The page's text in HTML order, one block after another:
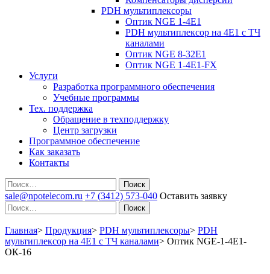
PDH мультиплексоры
Оптик NGE 1-4E1
PDH мультиплексор на 4Е1 с ТЧ
каналами
Оптик NGE 8-32E1
Оптик NGE 1-4E1-FX
Услуги
Разработка программного обеспечения
Учебные программы
Тех. поддержка
Обращение в техподдержку
Центр загрузки
Программное обеспечение
Как заказать
Контакты
Поиск
sale@npotelecom.ru +7 (3412) 573-040 Оставить заявку
Поиск
Главная> Продукция> PDH мультиплексоры> PDH
мультиплексор на 4Е1 с ТЧ каналами> Оптик NGE-1-4E1-
ОК-16